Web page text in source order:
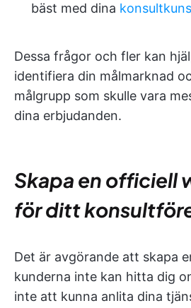
bäst med dina
Dessa frågor och fler kan
identifiera din målmarknad
målgrupp som skulle vara
dina erbjudanden.
Skapa en officiell
för ditt
Det är avgörande att skapa
kunderna inte kan hitta dig
inte att kunna anlita dina